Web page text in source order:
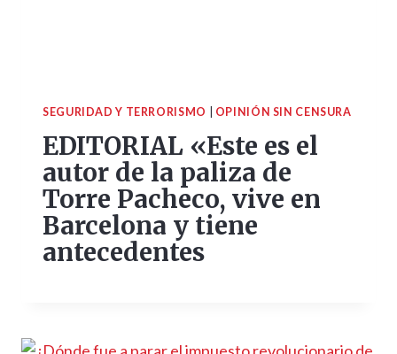
SEGURIDAD Y TERRORISMO OPINIÓN SIN CENSURA
EDITORIAL «Este es el
autor de la paliza de
Torre Pacheco, vive en
Barcelona y tiene
antecedentes